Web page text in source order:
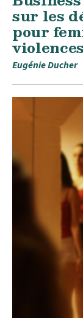
sur les
pour
Eugénie Ducher